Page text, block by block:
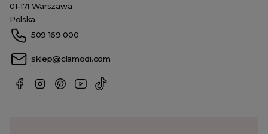
01-171 Warszawa
Polska
509 169 000
sklep@clamodi.com